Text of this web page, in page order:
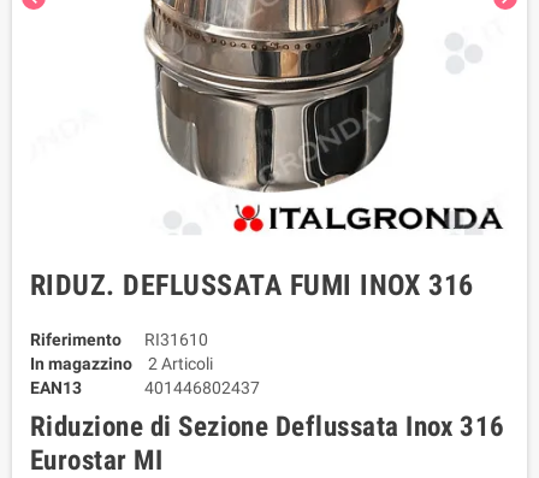
RIDUZ. DEFLUSSATA FUMI INOX 316
Riferimento
RI31610
In magazzino
2 Articoli
EAN13
401446802437
Riduzione di Sezione Deflussata Inox 316
Eurostar MI